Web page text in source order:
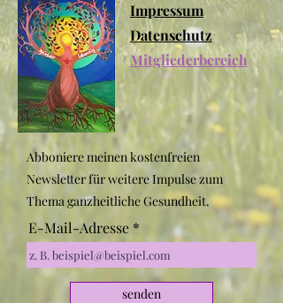
Impressum
Datenschutz
Mitgliederbereich
Abboniere meinen kostenfreien
Newsletter für weitere Impulse zum
Thema ganzheitliche Gesundheit.
E-Mail-Adresse
senden